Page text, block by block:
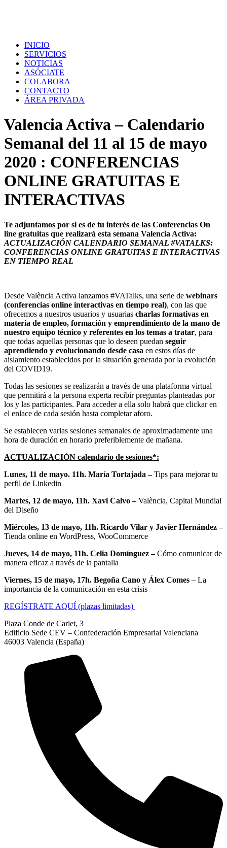
INICIO
SERVICIOS
NOTICIAS
ASÓCIATE
COLABORA
CONTACTO
ÁREA PRIVADA
Valencia Activa – Calendario
Semanal del 11 al 15 de mayo
2020 : CONFERENCIAS
ONLINE GRATUITAS E
INTERACTIVAS
Te adjuntamos por si es de tu interés de las Conferencias On
line gratuitas que realizará esta semana Valencia Activa:
ACTUALIZACIÓN CALENDARIO SEMANAL #VATALKS:
CONFERENCIAS ONLINE GRATUITAS E INTERACTIVAS
EN TIEMPO REAL
Desde València Activa lanzamos #VATalks, una serie de webinars
(conferencias online interactivas en tiempo real), con las que
ofrecemos a nuestros usuarios y usuarias charlas formativas en
materia de empleo, formación y emprendimiento de la mano de
nuestro equipo técnico y referentes en los temas a tratar, para
que todas aquellas personas que lo deseen puedan seguir
aprendiendo y evolucionando desde casa en estos días de
aislamiento establecidos por la situación generada por la evolución
del COVID19.
Todas las sesiones se realizarán a través de una plataforma virtual
que permitirá a la persona experta recibir preguntas planteadas por
los y las participantes. Para acceder a ella solo habrá que clickar en
el enlace de cada sesión hasta completar aforo.
Se establecen varias sesiones semanales de aproximadamente una
hora de duración en horario preferiblemente de mañana.
ACTUALIZACIÓN calendario de sesiones*:
Lunes, 11 de mayo. 11h. María Tortajada –Tips para mejorar tu
perfil de Linkedin
Martes, 12 de mayo, 11h. Xavi Calvo –València, Capital Mundial
del Diseño
Miércoles, 13 de mayo, 11h. Ricardo Vilar y Javier Hernández –
Tienda online en WordPress, WooCommerce
Jueves, 14 de mayo, 11h. Celia Domínguez –Cómo comunicar de
manera eficaz a través de la pantalla
Viernes, 15 de mayo, 17h. Begoña Cano y Álex Comes –La
importancia de la comunicación en esta crisis
REGÍSTRATE AQUÍ (plazas limitadas)
Plaza Conde de Carlet, 3
Edificio Sede CEV – Confederación Empresarial Valenciana
46003 Valencia (España)